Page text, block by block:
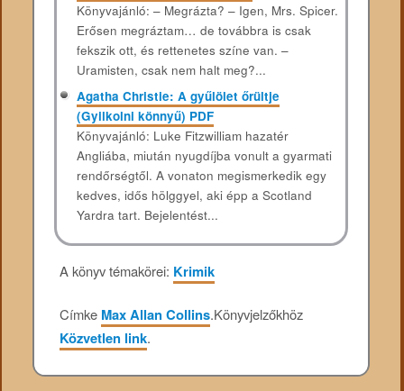
Könyvajánló: – Megrázta? – Igen, Mrs. Spicer.
Erősen megráztam… de továbbra is csak
fekszik ott, és rettenetes színe van. –
Uramisten, csak nem halt meg?...
Agatha Christie: A ​gyűlölet őrültje
(Gyilkolni könnyű) PDF
Könyvajánló: Luke Fitzwilliam hazatér
Angliába, miután nyugdíjba vonult a gyarmati
rendőrségtől. A vonaton megismerkedik egy
kedves, idős hölggyel, aki épp a Scotland
Yardra tart. Bejelentést...
A könyv témakörei: Krimik
Címke Max Allan Collins.Könyvjelzőkhöz
Közvetlen link.